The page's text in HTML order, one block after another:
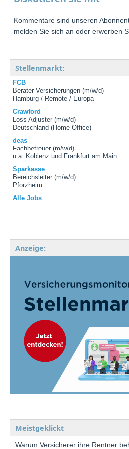
Kommentare sind unseren
melden Sie sich an oder erwerben
Stellenmarkt:
FCB
Berater Versicherungen (m/w/d)
Hamburg / Remote / Europa
Crawford
Loss Adjuster (m/w/d)
Deutschland (Home Office)
deas
Fachbetreuer (m/w/d)
u.a. Koblenz und Frankfurt am Main
Sparkasse
Bereichsleiter (m/w/d)
Pforzheim
Alle Jobs
Anzeige:
Meistgeklickt
Warum Versicherer ihre Rentner